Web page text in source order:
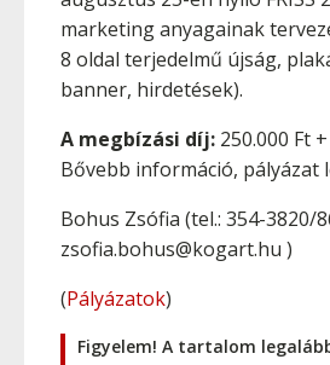
marketing anyagainak
8 oldal terjedelmű újság,
banner, hirdetések).
A megbízási díj: 250.000 Ft
Bővebb információ, pályázat
Bohus Zsófia (tel.: 354-3820/
zsofia.bohus@kogart.hu )
(Pályázatok)
Figyelem! A tartalom